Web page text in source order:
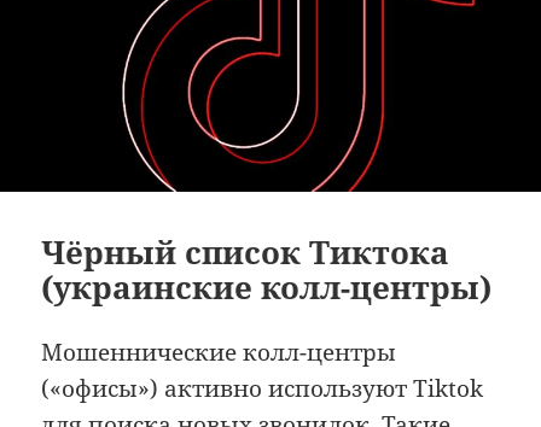
Чёрный список Тиктока
(украинские колл-центры)
Мошеннические колл-центры
(«офисы») активно используют Tiktok